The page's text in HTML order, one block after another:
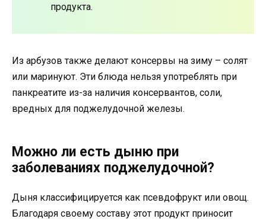
продукта.
Из арбузов также делают консервы на зиму – солят
или маринуют. Эти блюда нельзя употреблять при
панкреатите из-за наличия консервантов, соли,
вредных для поджелудочной железы.
Можно ли есть дыню при
заболеваниях поджелудочной?
Дыня классифицируется как псевдофрукт или овощ.
Благодаря своему составу этот продукт приносит